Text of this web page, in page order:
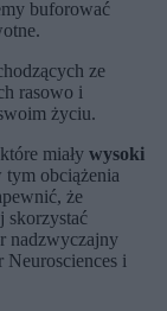
buforować
ze
rasowo i
życiu.
miały wysoki
tym obciążenia
że
skorzystać
nadzwyczajny
i